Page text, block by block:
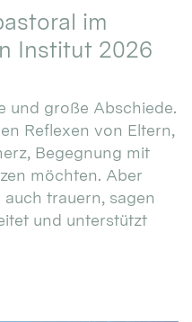
im
Institut 2026
und große Abschiede.
Reflexen von Eltern,
Begegnung mit
möchten. Aber
trauern, sagen
und unterstützt